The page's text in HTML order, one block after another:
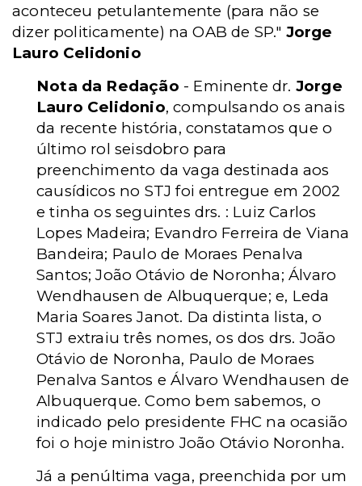
aconteceu petulantemente (para não se
dizer politicamente) na OAB de SP." Jorge
Lauro Celidonio
Nota da Redação - Eminente dr. Jorge
Lauro Celidonio, compulsando os anais
da recente história, constatamos que o
último rol seisdobro para
preenchimento da vaga destinada aos
causídicos no STJ foi entregue em 2002
e tinha os seguintes drs. : Luiz Carlos
Lopes Madeira; Evandro Ferreira de Viana
Bandeira; Paulo de Moraes Penalva
Santos; João Otávio de Noronha; Álvaro
Wendhausen de Albuquerque; e, Leda
Maria Soares Janot. Da distinta lista, o
STJ extraiu três nomes, os dos drs. João
Otávio de Noronha, Paulo de Moraes
Penalva Santos e Álvaro Wendhausen de
Albuquerque. Como bem sabemos, o
indicado pelo presidente FHC na ocasião
foi o hoje ministro João Otávio Noronha.
Já a penúltima vaga, preenchida por um